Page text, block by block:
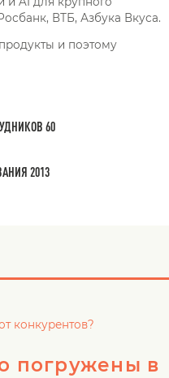
ВТБ, Азбука Вкуса.
и поэтому
60
2013
конкурентов?
погружены в